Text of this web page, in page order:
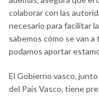
colaborar con las
necesario para facilitar
sabemos cómo se van
podamos aportar
El Gobierno vasco,
del País Vasco, tiene